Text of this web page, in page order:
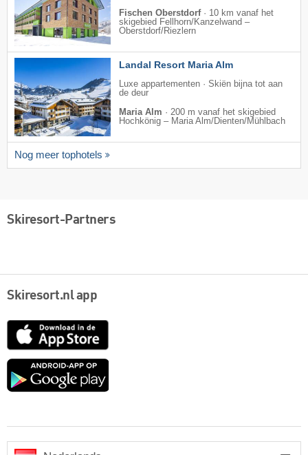
Fischen Oberstdorf· 10 km vanaf het
skigebied Fellhorn/​Kanzelwand –
Oberstdorf/​Riezlern
Landal Resort Maria Alm
Luxe appartementen · Skiën bijna tot aan
de deur
Maria Alm · 200 m vanaf het skigebied
Hochkönig – Maria Alm/​Dienten/​Mühlbach
Nog meer tophotels
Skiresort-Partners
Skiresort.nl app
App
Google